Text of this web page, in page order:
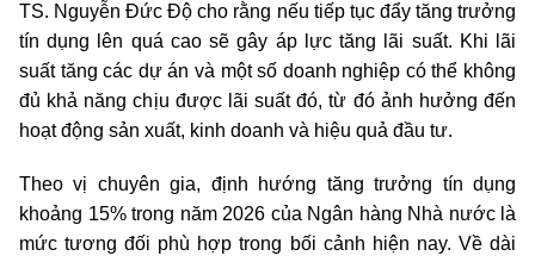
TS. Nguyễn Đức Độ cho rằng nếu tiếp tục đẩy tăng trưởng
tín dụng lên quá cao sẽ gây áp lực tăng lãi suất. Khi lãi
suất tăng các dự án và một số doanh nghiệp có thể không
đủ khả năng chịu được lãi suất đó, từ đó ảnh hưởng đến
hoạt động sản xuất, kinh doanh và hiệu quả đầu tư.
Theo vị chuyên gia, định hướng tăng trưởng tín dụng
khoảng 15% trong năm 2026 của Ngân hàng Nhà nước là
mức tương đối phù hợp trong bối cảnh hiện nay. Về dài